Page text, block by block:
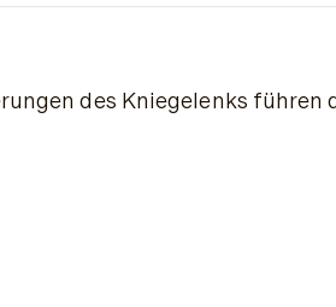
des Kniegelenks